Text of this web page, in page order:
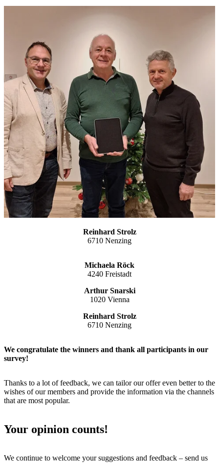
Reinhard Strolz
6710 Nenzing
Michaela Röck
4240 Freistadt
Arthur Snarski
1020 Vienna
Reinhard Strolz
6710 Nenzing
We congratulate the winners and thank all participants in our
survey!
Thanks to a lot of feedback, we can tailor our offer even better to the
wishes of our members and provide the information via the channels
that are most popular.
Your opinion counts!
We continue to welcome your suggestions and feedback – send us